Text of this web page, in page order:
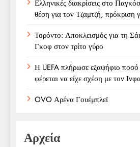
Ελληνικές διακρίσεις στο
θέση για τον Τζαμτζή, πρόκριση
Τορόντο: Αποκλεισμός για τη
Γκοφ στον τρίτο γύρο
Η UEFA πλήρωσε εξαψήφιο ποσό
φέρεται να είχε σχέση με τον
OVO Αρένα Γουέμπλεϊ
Αρχεία